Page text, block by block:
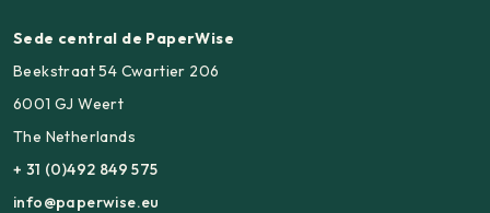
Sede central de PaperWise
Beekstraat 54 Cwartier 206
6001 GJ Weert
The Netherlands
+ 31 (0)492 849 575
info@paperwise.eu